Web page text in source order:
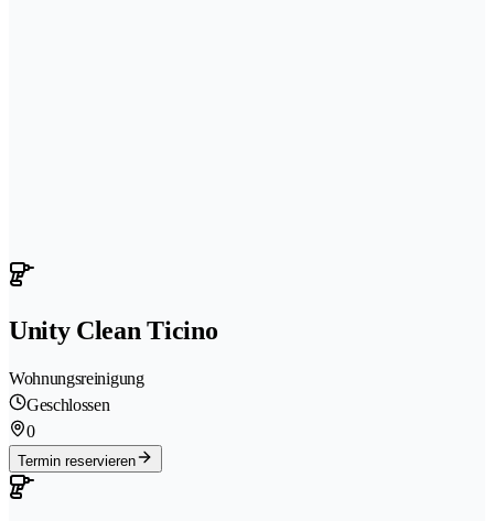
Unity Clean Ticino
Wohnungsreinigung
Geschlossen
0
Termin reservieren